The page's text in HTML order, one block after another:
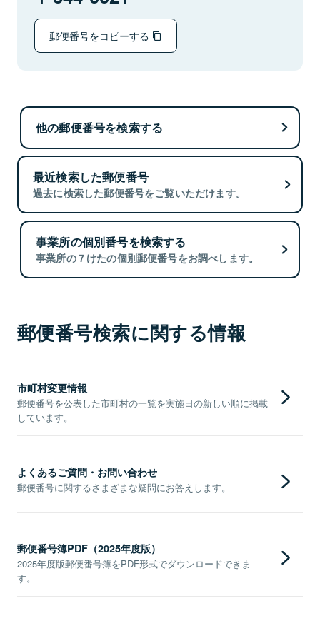
郵便番号をコピーする
他の郵便番号を検索する
最近検索した郵便番号
過去に検索した郵便番号をご覧いただけます。
事業所の個別番号を検索する
事業所の７けたの個別郵便番号をお調べします。
郵便番号検索に関する情報
市町村変更情報
郵便番号を公表した市町村の一覧を実施日の新しい順に掲載
しています。
よくあるご質問・お問い合わせ
郵便番号に関するさまざまな疑問にお答えします。
郵便番号簿PDF（2025年度版）
2025年度版郵便番号簿をPDF形式でダウンロードできま
す。